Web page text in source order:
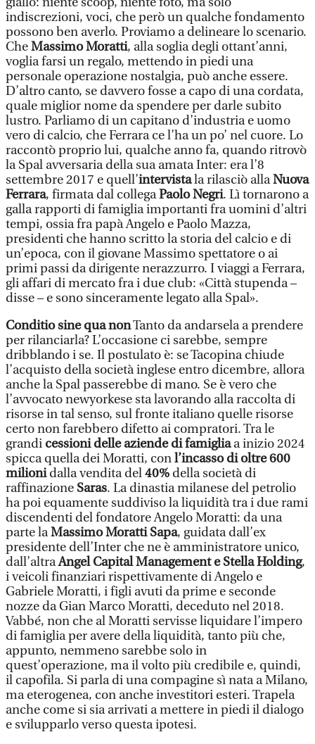
indiscrezioni, voci, che però un qualche fondamento
possono ben averlo. Proviamo a delineare lo scenario.
CheMassimo Moratti, alla soglia degli ottant’anni,
voglia farsi un regalo, mettendo in piedi una
personale operazione nostalgia, può anche essere.
D’altro canto, se davvero fosse a capo di una cordata,
quale miglior nome da spendere per darle subito
lustro. Parliamo di un capitano d’industria e uomo
vero di calcio, che Ferrara ce l’ha un po’ nel cuore. Lo
raccontò proprio lui, qualche anno fa, quando ritrovò
la Spal avversaria della sua amata Inter: era l’8
settembre 2017 e quell’intervistala rilasciò allaNuova
Ferrara, firmata dal collegaPaolo Negri. Lì tornarono a
galla rapporti di famiglia importanti fra uomini d’altri
tempi, ossia fra papà Angelo e Paolo Mazza,
presidenti che hanno scritto la storia del calcio e di
un’epoca, con il giovane Massimo spettatore o ai
primi passi da dirigente nerazzurro. I viaggi a Ferrara,
gli affari di mercato fra i due club: «Città stupenda –
disse – e sono sinceramente legato alla Spal».
Conditio sine qua nonTanto da andarsela a prendere
per rilanciarla? L’occasione ci sarebbe, sempre
dribblando i se. Il postulato è: se Tacopina chiude
l’acquisto della società inglese entro dicembre, allora
anche la Spal passerebbe di mano. Se è vero che
l’avvocato newyorkese sta lavorando alla raccolta di
risorse in tal senso, sul fronte italiano quelle risorse
certo non farebbero difetto ai compratori. Tra le
grandi cessioni delle aziende di famigliaa inizio 2024
spicca quella dei Moratti, conl’incasso di oltre 600
milionidalla vendita del40% della società di
raffinazione Saras. La dinastia milanese del petrolio
ha poi equamente suddiviso la liquidità tra i due rami
discendenti del fondatore Angelo Moratti: da una
parte laMassimo Moratti Sapa, guidata dall’ex
presidente dell’Inter che ne è amministratore unico,
dall’altraAngel Capital Management e Stella Holding,
i veicoli finanziari rispettivamente di Angelo e
Gabriele Moratti, i figli avuti da prime e seconde
nozze da Gian Marco Moratti, deceduto nel 2018.
Vabbé, non che al Moratti servisse liquidare l’impero
di famiglia per avere della liquidità, tanto più che,
appunto, nemmeno sarebbe solo in
quest’operazione, ma il volto più credibile e, quindi,
il capofila. Si parla di una compagine sì nata a Milano,
ma eterogenea, con anche investitori esteri. Trapela
anche come si sia arrivati a mettere in piedi il dialogo
e svilupparlo verso questa ipotesi.